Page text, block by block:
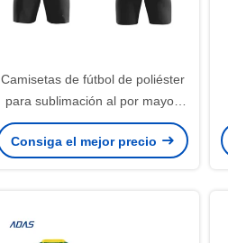
Camisetas de fútbol de poliéster
para sublimación al por mayor,
uniformes de fútbol
personalizados para hombre,
Consiga el mejor precio